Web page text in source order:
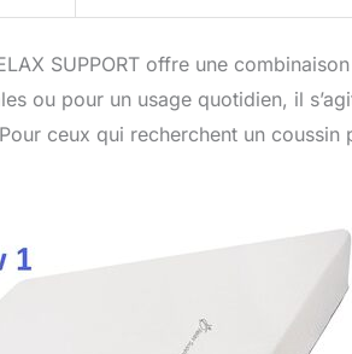
SUPPORT offre une
ou pour un usage quotidien, il
ceux qui recherchent un